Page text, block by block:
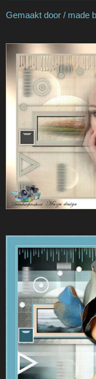
Gemaakt
Gemaakt